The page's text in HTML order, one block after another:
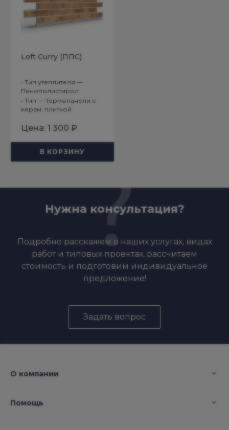
Loft Curry (ППС)
• Тип утеплителя —
Пенополистирол
• Тип — Термопанели с
керам. плиткой
Цена: 1 300 ₽
В КОРЗИНУ
Нужна консультация?
Подробно расскажем о наших услугах, видах
работ и типовых проектах, рассчитаем
стоимость и подготовим индивидуальное
предложение!
Задать вопрос
О компании
Помощь